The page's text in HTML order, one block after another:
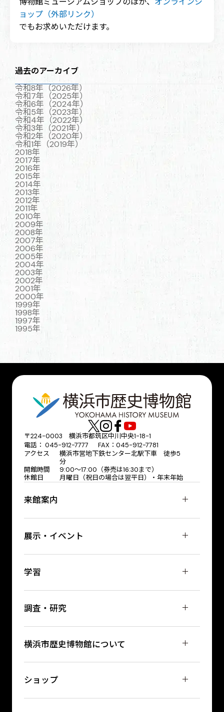
ョップ（外部リンク）
でもお求めいただけます。
過去のアーカイブ
令和8年（2026年）
令和7年（2025年）
令和6年（2024年）
令和5年（2023年）
令和4年（2022年）
令和3年（2021年）
令和2年（2020年）
令和1年（2019年）
2018年
2017年
2016年
2015年
2014年
2013年
2012年
2011年
2010年
2009年
2008年
2007年
2006年
2005年
2004年
2003年
2002年
2001年
2000年
1999年
1998年
1997年
1995年
〒224-0003 横浜市都筑区中川中央1-18-1
電話： 045-912-7777 FAX：045-912-7781
アクセス
横浜市営地下鉄センター北駅下車 徒歩5
分
開館時間
9:00〜17:00（券売は16:30まで）
休館日
月曜日（祝日の場合は翌平日）・年末年始
来館案内
展示・イベント
学習
調査・研究
横浜市歴史博物館について
ショップ